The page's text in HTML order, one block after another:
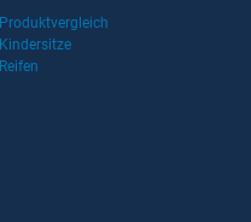
Produktvergleich
Kindersitze
Reifen